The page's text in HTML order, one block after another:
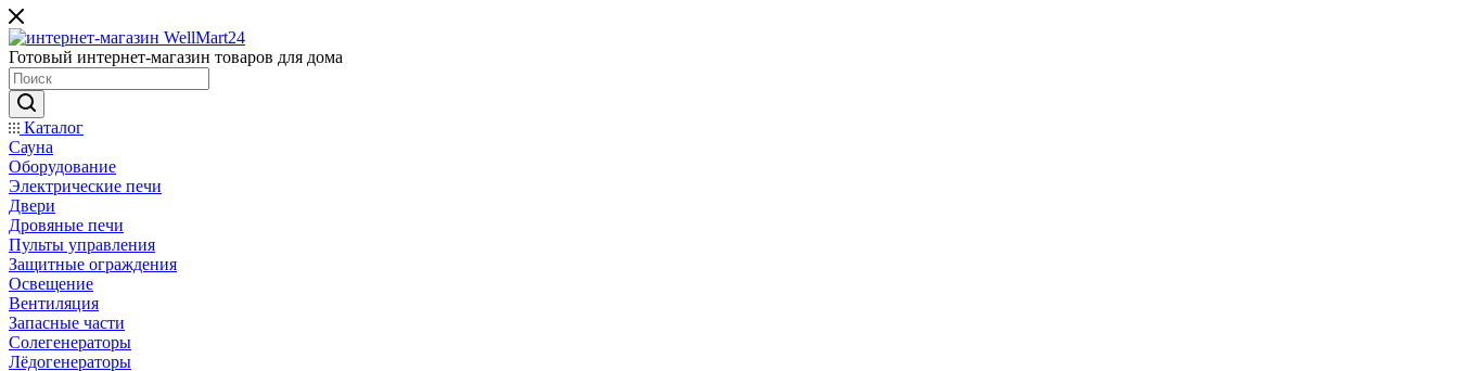
Готовый интернет-магазин товаров для дома
Каталог
Сауна
Оборудование
Электрические печи
Двери
Дровяные печи
Пульты управления
Защитные ограждения
Освещение
Вентиляция
Запасные части
Солегенераторы
Лёдогенераторы